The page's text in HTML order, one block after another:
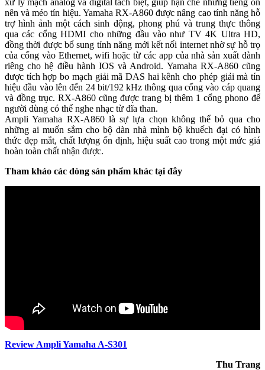
xử lý mạch analog và digital tách biệt, giúp hạn chế những tiếng ồn
nên và méo tín hiệu. Yamaha RX-A860 được nâng cao tính năng hỗ
trợ hình ảnh một cách sinh động, phong phú và trung thực thông
qua các cổng HDMI cho những đầu vào như TV 4K Ultra HD,
đồng thời được bổ sung tính năng mới kết nối internet nhờ sự hỗ trọ
của cổng vào Ethernet, wifi hoặc từ các app của nhà sản xuất dành
riêng cho hệ điều hành IOS và Android. Yamaha RX-A860 cũng
được tích hợp bo mạch giải mã DAS hai kênh cho phép giải mà tín
hiệu đầu vào lên đến 24 bit/192 kHz thông qua cổng vào cáp quang
và đồng trục. RX-A860 cũng được trang bị thêm 1 cổng phono để
người dùng có thể nghe nhạc từ đĩa than.
Ampli Yamaha RX-A860 là sự lựa chọn không thể bỏ qua cho
những ai muốn sắm cho bộ dàn nhà mình bộ khuếch đại có hình
thức đẹp mắt, chất lượng ổn định, hiệu suất cao trong một mức giá
hoàn toàn chất nhận được.
Tham khảo các dòng sản phẩm khác tại đây
Review Ampli Yamaha A-S301
Thu Trang